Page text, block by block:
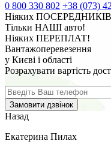
0 800 330 802 +38 (073)
Ніяких ПОСЕРЕДНИКІВ
Тільки НАШІ авто!
Ніяких ПЕРЕПЛАТ!
Вантажоперевезення
у Києві і області
Розрахувати вартість
Назад
Екатерина Пилах